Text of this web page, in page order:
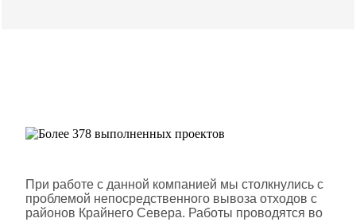
При работе с данной компанией мы столкнулись с
проблемой непосредственного вывоза отходов с
районов Крайнего Севера. Работы проводятся во